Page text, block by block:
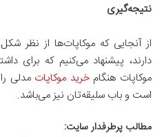
نتیجه‌گیری
از آنجایی که موکاپات‌ها از نظر
دارند، پیشنهاد می‌کنیم که برای
موکاپات هنگامخرید موکاپات مدلی
است و باب سلیقه‌تان نیز می‌باشد.
مطالب پرطرفدار سایت: